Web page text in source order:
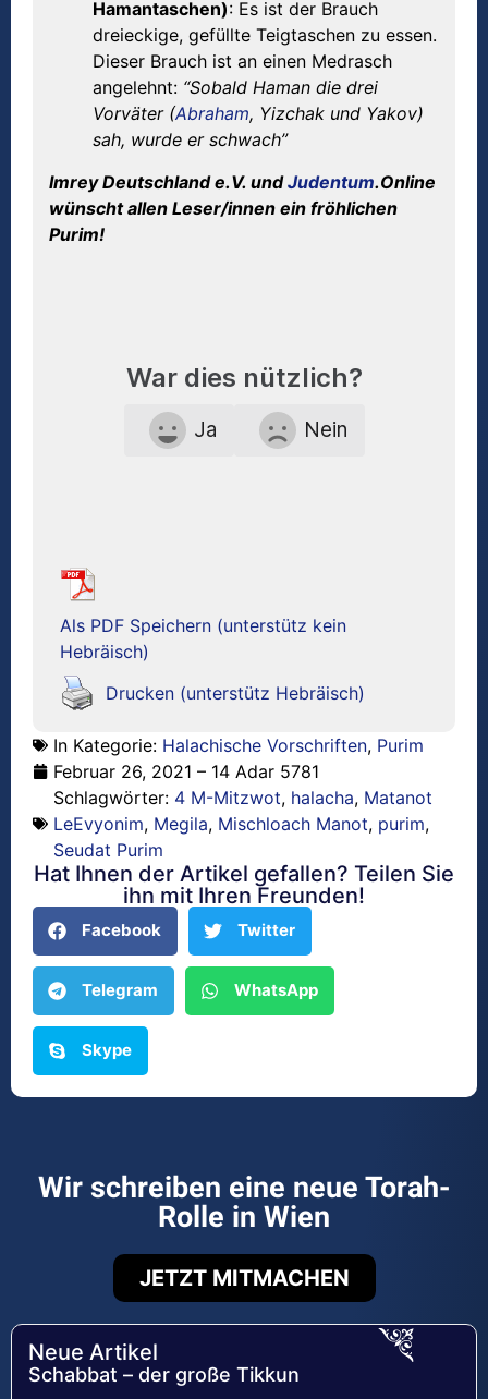
Hamantaschen): Es ist der Brauch
dreieckige, gefüllte Teigtaschen zu essen.
Dieser Brauch ist an einen Medrasch
angelehnt: “Sobald Haman die drei
Vorväter (Abraham, Yizchak und Yakov)
sah, wurde er schwach”
Imrey Deutschland e.V. undJudentum.Online
wünscht allen Leser/innen ein fröhlichen
Purim!
War dies nützlich?
Ja Nein
Als PDF Speichern (unterstütz kein
Hebräisch)
Drucken (unterstütz Hebräisch)
In Kategorie: Halachische Vorschriften, Purim
Februar 26, 2021 – 14 Adar 5781
Schlagwörter: 4 M-Mitzwot, halacha, Matanot
LeEvyonim, Megila, Mischloach Manot, purim,
Seudat Purim
Hat Ihnen der Artikel gefallen? Teilen Sie
ihn mit Ihren Freunden!
Facebook Twitter
Telegram WhatsApp
Skype
Wir schreiben eine neue Torah-
Rolle in Wien
JETZT MITMACHEN
Neue Artikel
Schabbat – der große Tikkun